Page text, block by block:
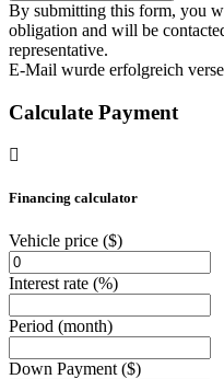
By submitting this form, you
obligation and will be
representative.
E-Mail wurde erfolgreich
Calculate Payment
Financing calculator
Vehicle price ($)
Interest rate (%)
Period (month)
Down Payment ($)